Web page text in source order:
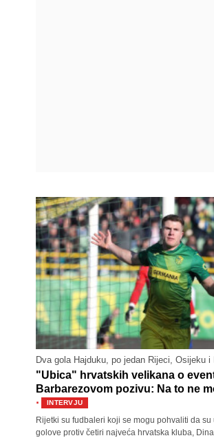
Dva gola Hajduku, po jedan Rijeci, Osijeku i
"Ubica" hrvatskih velikana o
Barbarezovom pozivu: Na to ne
· INTERVJU
Rijetki su fudbaleri koji se mogu pohvaliti da
golove protiv četiri najveća hrvatska kluba,